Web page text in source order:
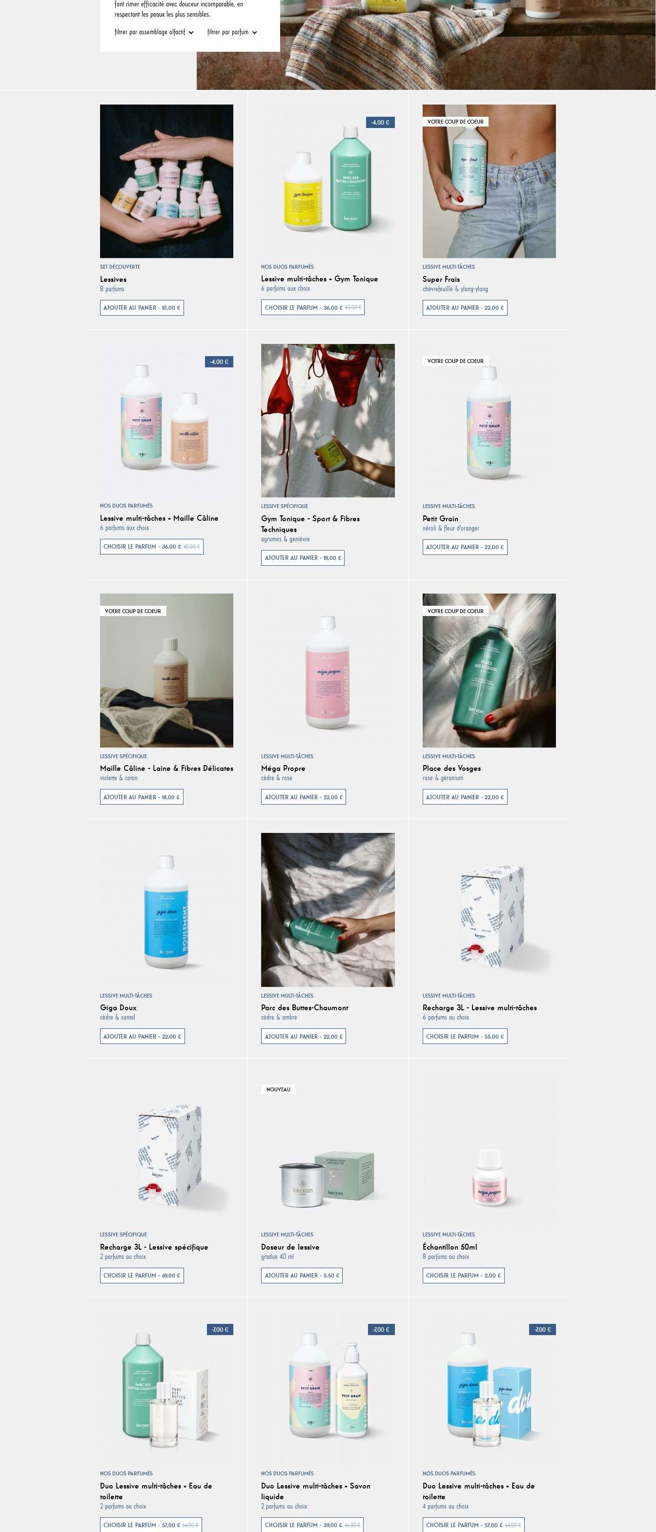
font rimer efficacité avec douceur incomparable, en
respectant les peaux les plus sensibles.
filtrer par assemblage olfactif filtrer par parfum
SET DÉCOUVERTE
Lessives
8 parfums
AJOUTER AU PANIER - 10,00 €
-4,00 €
NOS DUOS PARFUMÉS
Lessive multi-tâches + Gym Tonique
6 parfums aux choix
CHOISIR LE PARFUM - 36,00 € 40,00 €
VOTRE COUP DE COEUR
LESSIVE MULTI-TÂCHES
Super Frais
chèvrefeuille & ylang-ylang
AJOUTER AU PANIER - 22,00 €
-4,00 €
NOS DUOS PARFUMÉS
Lessive multi-tâches + Maille Câline
6 parfums aux choix
CHOISIR LE PARFUM - 36,00 € 40,00 €
LESSIVE SPÉCIFIQUE
Gym Tonique - Sport & Fibres
Techniques
agrumes & genièvre
AJOUTER AU PANIER - 18,00 €
VOTRE COUP DE COEUR
LESSIVE MULTI-TÂCHES
Petit Grain
néroli & fleur d'oranger
AJOUTER AU PANIER - 22,00 €
VOTRE COUP DE COEUR
LESSIVE SPÉCIFIQUE
Maille Câline - Laine & Fibres Délicates
violette & coton
AJOUTER AU PANIER - 18,00 €
LESSIVE MULTI-TÂCHES
Méga Propre
cèdre & rose
AJOUTER AU PANIER - 22,00 €
VOTRE COUP DE COEUR
LESSIVE MULTI-TÂCHES
Place des Vosges
rose & géranium
AJOUTER AU PANIER - 22,00 €
LESSIVE MULTI-TÂCHES
Giga Doux
cèdre & santal
AJOUTER AU PANIER - 22,00 €
LESSIVE MULTI-TÂCHES
Parc des Buttes-Chaumont
cèdre & ambre
AJOUTER AU PANIER - 22,00 €
LESSIVE MULTI-TÂCHES
Recharge 3L - Lessive multi-tâches
6 parfums au choix
CHOISIR LE PARFUM - 55,00 €
LESSIVE SPÉCIFIQUE
Recharge 3L - Lessive spécifique
2 parfums au choix
CHOISIR LE PARFUM - 69,00 €
NOUVEAU
LESSIVE MULTI-TÂCHES
Doseur de lessive
gradué 40 ml
AJOUTER AU PANIER - 5,50 €
LESSIVE MULTI-TÂCHES
Échantillon 50ml
8 parfums au choix
CHOISIR LE PARFUM - 2,00 €
-7,00 €
NOS DUOS PARFUMÉS
Duo Lessive multi-tâches + Eau de
toilette
2 parfums au choix
CHOISIR LE PARFUM - 57,00 € 64,00 €
-7,00 €
NOS DUOS PARFUMÉS
Duo Lessive multi-tâches + Savon
liquide
2 parfums au choix
CHOISIR LE PARFUM - 39,00 € 46,00 €
-7,00 €
NOS DUOS PARFUMÉS
Duo Lessive multi-tâches + Eau de
toilette
4 parfums au choix
CHOISIR LE PARFUM - 57,00 € 64,00 €